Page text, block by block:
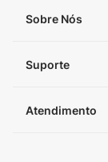
Sobre Nós
Suporte
Atendimento